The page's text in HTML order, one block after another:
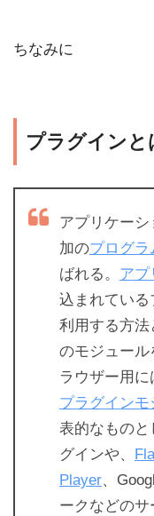
ちなみに
プラグインと
アプリケー
加のプログラ
ばれる。 アプ
込まれている
利用する方
のモジュール
ラウザー用
プラグインモ
表的なものと
グインや、
Player、
ークなどの